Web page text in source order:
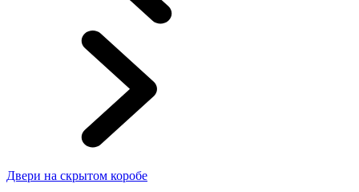
Двери на скрытом коробе